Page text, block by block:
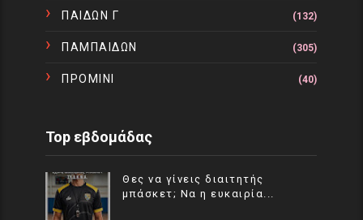
ΠΑΙΔΩΝ Γ (132)
ΠΑΜΠΑΙΔΩΝ (305)
ΠΡΟΜΙΝΙ (40)
Top εβδομάδας
Θες να γίνεις διαιτητής
μπάσκετ; Να η ευκαιρία...